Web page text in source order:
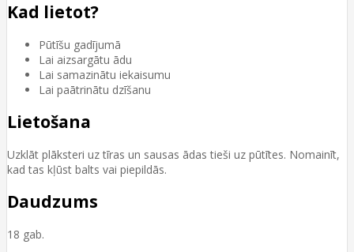
Kad lietot?
Pūtīšu gadījumā
Lai aizsargātu ādu
Lai samazinātu iekaisumu
Lai paātrinātu dzīšanu
Lietošana
Uzklāt plāksteri uz tīras un sausas ādas tieši uz pūtītes. Nomainīt,
kad tas kļūst balts vai piepildās.
Daudzums
18 gab.